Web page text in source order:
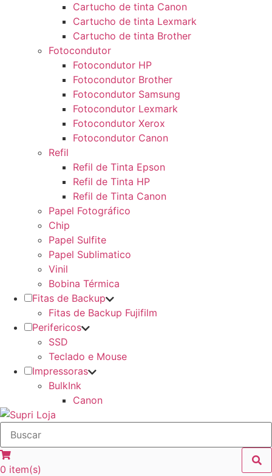
Cartucho de tinta Canon
Cartucho de tinta Lexmark
Cartucho de tinta Brother
Fotocondutor
Fotocondutor HP
Fotocondutor Brother
Fotocondutor Samsung
Fotocondutor Lexmark
Fotocondutor Xerox
Fotocondutor Canon
Refil
Refil de Tinta Epson
Refil de Tinta HP
Refil de Tinta Canon
Papel Fotográfico
Chip
Papel Sulfite
Papel Sublimatico
Vinil
Bobina Térmica
Fitas de Backup
Fitas de Backup Fujifilm
Perifericos
SSD
Teclado e Mouse
Impressoras
BulkInk
Canon
0 item(s)